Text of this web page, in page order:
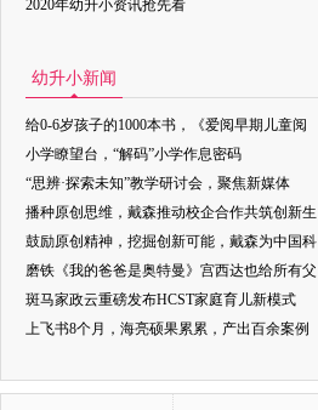
2020年幼升小资讯抢先看
幼升小新闻
给0-6岁孩子的1000本书，《爱阅早期儿童阅
小学瞭望台，“解码”小学作息密码
“思辨·探索未知”教学研讨会，聚焦新媒体
播种原创思维，戴森推动校企合作共筑创新生
鼓励原创精神，挖掘创新可能，戴森为中国科
磨铁《我的爸爸是奥特曼》宫西达也给所有父
斑马家政云重磅发布HCST家庭育儿新模式
上飞书8个月，海亮硕果累累，产出百余案例